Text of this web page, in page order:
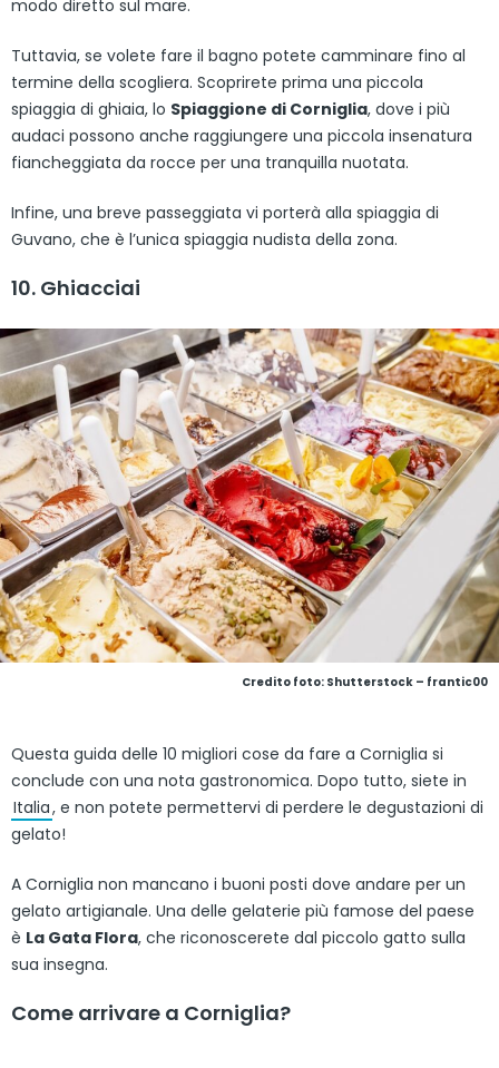
modo diretto sul mare.
Tuttavia, se volete fare il bagno potete camminare fino al
termine della scogliera. Scoprirete prima una piccola
spiaggia di ghiaia, lo Spiaggione di Corniglia, dove i più
audaci possono anche raggiungere una piccola insenatura
fiancheggiata da rocce per una tranquilla nuotata.
Infine, una breve passeggiata vi porterà alla spiaggia di
Guvano, che è l’unica spiaggia nudista della zona.
10. Ghiacciai
Credito foto: Shutterstock – frantic00
Questa guida delle 10 migliori cose da fare a Corniglia si
conclude con una nota gastronomica. Dopo tutto, siete in
Italia, e non potete permettervi di perdere le degustazioni di
gelato!
A Corniglia non mancano i buoni posti dove andare per un
gelato artigianale. Una delle gelaterie più famose del paese
è La Gata Flora, che riconoscerete dal piccolo gatto sulla
sua insegna.
Come arrivare a Corniglia?